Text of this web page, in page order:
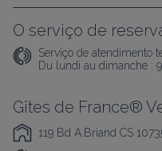
O serviço de
Serviço de atendimento
Du lundi au dimanche :
Gîtes de France®
119 Bd A.Briand CS